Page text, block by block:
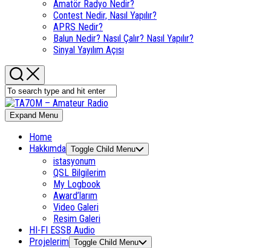
Amatör Radyo Nedir?
Contest Nedir, Nasıl Yapılır?
APRS Nedir?
Balun Nedir? Nasıl Çalır? Nasıl Yapılır?
Sinyal Yayılım Açısı
Expand Menu
Home
Hakkımda Toggle Child Menu
istasyonum
QSL Bilgilerim
My Logbook
Award’larım
Video Galeri
Resim Galeri
HI-FI ESSB Audio
Projelerim Toggle Child Menu